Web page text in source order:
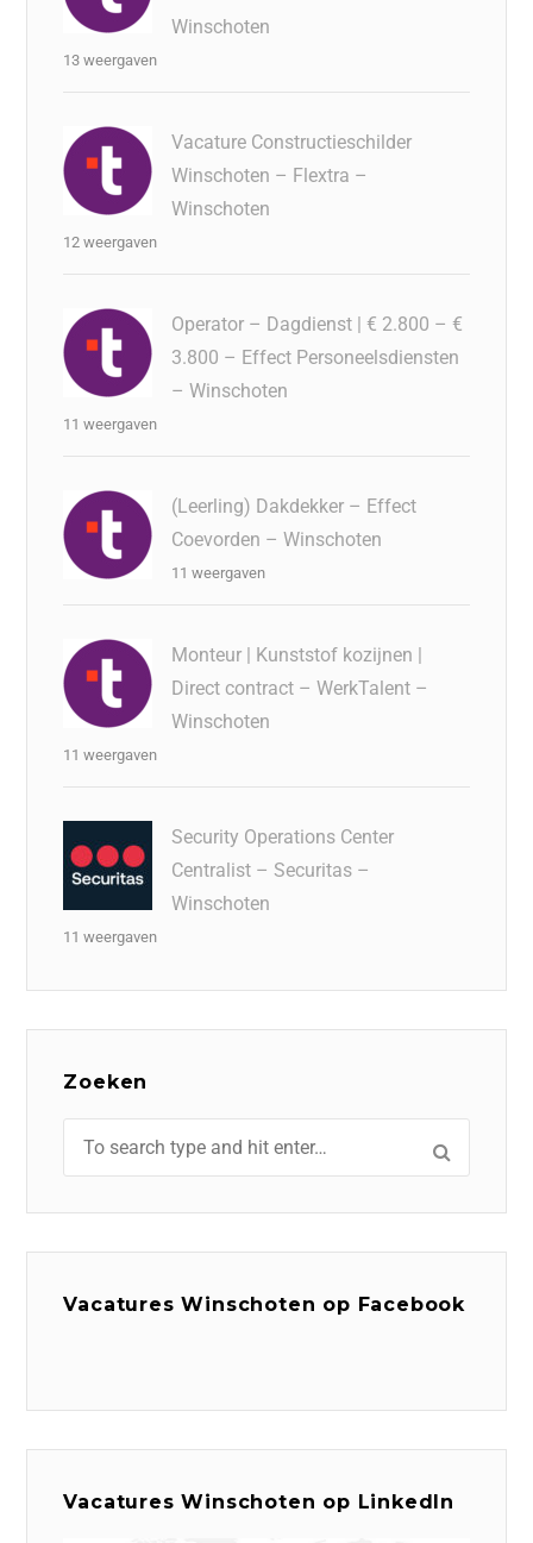
Winschoten
13 weergaven
Vacature Constructieschilder
Winschoten – Flextra –
Winschoten
12 weergaven
Operator – Dagdienst | € 2.800 – €
3.800 – Effect Personeelsdiensten
– Winschoten
11 weergaven
(Leerling) Dakdekker – Effect
Coevorden – Winschoten
11 weergaven
Monteur | Kunststof kozijnen |
Direct contract – WerkTalent –
Winschoten
11 weergaven
Security Operations Center
Centralist – Securitas –
Winschoten
11 weergaven
Zoeken
Vacatures Winschoten op Facebook
Vacatures Winschoten op LinkedIn